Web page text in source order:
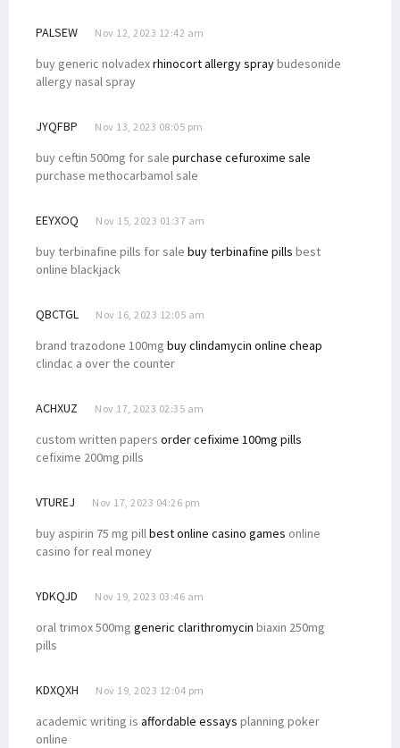
PALSEW Nov 12, 2023 12:42 am
buy generic nolvadexrhinocort allergy spraybudesonide
allergy nasal spray
JYQFBP Nov 13, 2023 08:05 pm
buy ceftin 500mg for sale purchase cefuroxime sale
purchase methocarbamol sale
EEYXOQ Nov 15, 2023 01:37 am
buy terbinafine pills for sale buy terbinafine pills best
online blackjack
QBCTGL Nov 16, 2023 12:05 am
brand trazodone 100mg buy clindamycin online cheap
clindac a over the counter
ACHXUZ Nov 17, 2023 02:35 am
custom written papers order cefixime 100mg pills
cefixime 200mg pills
VTUREJ Nov 17, 2023 04:26 pm
buy aspirin 75 mg pill best online casino games online
casino for real money
YDKQJD Nov 19, 2023 03:46 am
oral trimox 500mg generic clarithromycin biaxin 250mg
pills
KDXQXH Nov 19, 2023 12:04 pm
academic writing is affordable essays planning poker
online